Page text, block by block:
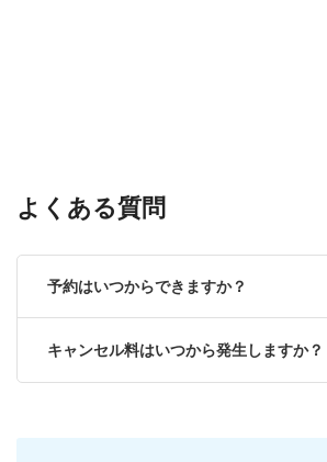
よくある質問
予約はいつからできますか？
キャンセル料はいつから発生しますか？